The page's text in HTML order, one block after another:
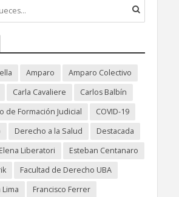
Amparo
Amparo Colectivo
Carla Cavaliere
Carlos Balbín
de Formación Judicial
COVID-19
Derecho a la Salud
Destacada
Elena Liberatori
Esteban Centanaro
Facultad de Derecho UBA
Francisco Ferrer